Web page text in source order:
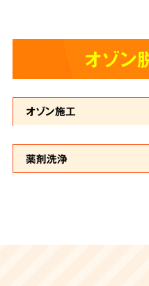
オゾン
オゾン施工
薬剤洗浄